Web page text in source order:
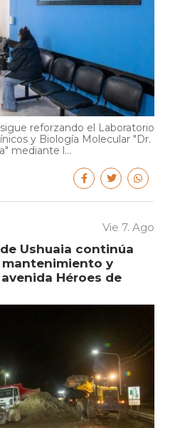
reforzando el Laboratorio
y Biología Molecular "Dr.
mediante l...
Vie 7. Ago
Ushuaia continúa
y
Héroes de